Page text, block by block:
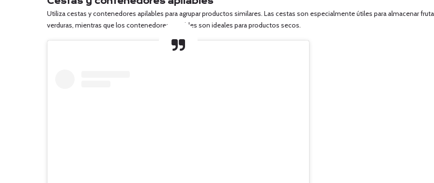
Utiliza cestas y contenedores apilables para agrupar productos similares. Las cestas son especialmente útiles para almacenar
verduras, mientras que los contenedores apilables son ideales para productos secos.